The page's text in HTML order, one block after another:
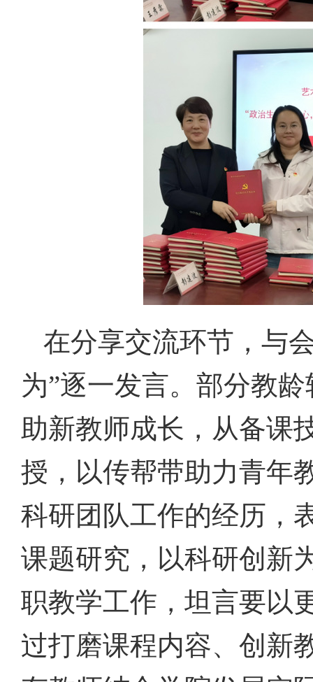
在分享交流环节，与
为”逐一发言。部分教龄
助新教师成长，从备课
授，以传帮带助力青年
科研团队工作的经历，
课题研究，以科研创新
职教学工作，坦言要以
过打磨课程内容、创新